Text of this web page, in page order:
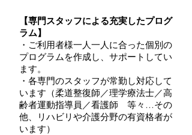
【専門スタッフによる充実したプログ
ラム】
・ご利用者様一人一人に合った個別の
プログラムを作成し、サポートしてい
ます。
・各専門のスタッフが常勤し対応して
います （柔道整復師／理学療法士／高
齢者運動指導員／看護師 等々…その
他、リハビリや介護分野の有資格者が
います）